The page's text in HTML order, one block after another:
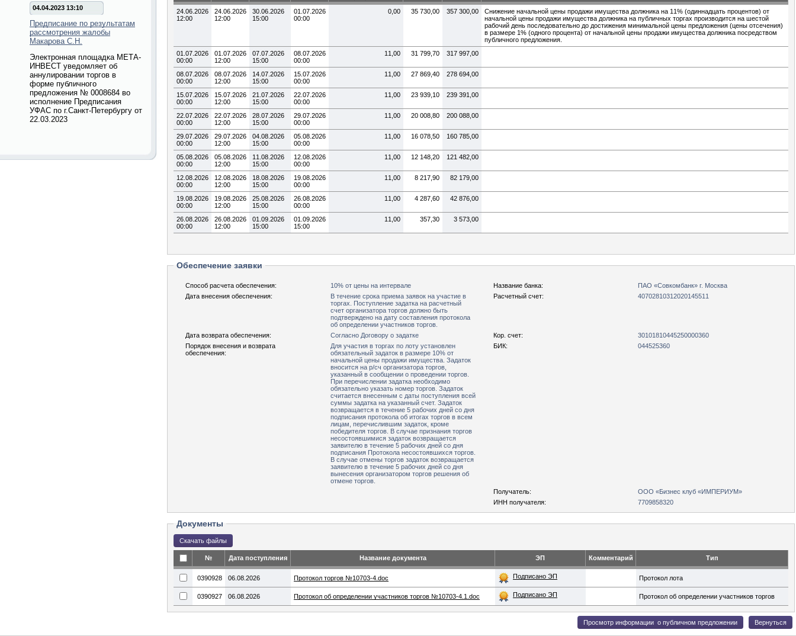
04.04.2023 13:10
Предписание по результатам
рассмотрения жалобы
Макарова С.Н.
Электронная площадка МЕТА-
ИНВЕСТ уведомляет об
аннулировании торгов в
форме публичного
предложения № 0008684 во
исполнение Предписания
УФАС по г.Санкт-Петербургу от
22.03.2023
24.06.2026
12:00
24.06.2026
12:00
30.06.2026
15:00
01.07.2026
00:00
0,00 35 730,00 357 300,00
Снижение начальной цены продажи имущества должника на 11% (одиннадцать процентов) от
начальной цены продажи имущества должника на публичных торгах производится на шестой
рабочий день последовательно до достижения минимальной цены предложения (цены отсечения)
в размере 1% (одного процента) от начальной цены продажи имущества должника посредством
публичного предложения.
01.07.2026
00:00
01.07.2026
12:00
07.07.2026
15:00
08.07.2026
00:00
11,00 31 799,70 317 997,00
08.07.2026
00:00
08.07.2026
12:00
14.07.2026
15:00
15.07.2026
00:00
11,00 27 869,40 278 694,00
15.07.2026
00:00
15.07.2026
12:00
21.07.2026
15:00
22.07.2026
00:00
11,00 23 939,10 239 391,00
22.07.2026
00:00
22.07.2026
12:00
28.07.2026
15:00
29.07.2026
00:00
11,00 20 008,80 200 088,00
29.07.2026
00:00
29.07.2026
12:00
04.08.2026
15:00
05.08.2026
00:00
11,00 16 078,50 160 785,00
05.08.2026
00:00
05.08.2026
12:00
11.08.2026
15:00
12.08.2026
00:00
11,00 12 148,20 121 482,00
12.08.2026
00:00
12.08.2026
12:00
18.08.2026
15:00
19.08.2026
00:00
11,00 8 217,90 82 179,00
19.08.2026
00:00
19.08.2026
12:00
25.08.2026
15:00
26.08.2026
00:00
11,00 4 287,60 42 876,00
26.08.2026
00:00
26.08.2026
12:00
01.09.2026
15:00
01.09.2026
15:00
11,00 357,30 3 573,00
Обеспечение заявки
Способ расчета обеспечения: 10% от цены на интервале Название банка:
ПАО «Совкомбанк» г. Москва
Дата внесения обеспечения:
В течение срока приема заявок на участие в
торгах. Поступление задатка на расчетный
счет организатора торгов должно быть
подтверждено на дату составления протокола
об определении участников торгов.
Расчетный счет: 40702810312020145511
Дата возврата обеспечения: Согласно Договору о задатке Кор. счет:
30101810445250000360
Порядок внесения и возврата
обеспечения:
Для участия в торгах по лоту установлен
обязательный задаток в размере 10% от
начальной цены продажи имущества. Задаток
вносится на р/сч организатора торгов,
указанный в сообщении о проведении торгов.
При перечислении задатка необходимо
обязательно указать номер торгов. Задаток
считается внесенным с даты поступления всей
суммы задатка на указанный счет. Задаток
возвращается в течение 5 рабочих дней со дня
подписания протокола об итогах торгов в всем
лицам, перечислившим задаток, кроме
победителя торгов. В случае признания торгов
несостоявшимися задаток возвращается
заявителю в течение 5 рабочих дней со дня
подписания Протокола несостоявшихся торгов.
В случае отмены торгов задаток возвращается
заявителю в течение 5 рабочих дней со дня
вынесения организатором торгов решения об
отмене торгов.
БИК: 044525360
Получатель:
ООО «Бизнес клуб «ИМПЕРИУМ»
ИНН получателя:
7709858320
Документы
№ Дата поступления Название документа ЭП Комментарий Тип
0390928 06.08.2026 Протокол торгов №10703-4.doc Подписано ЭП Протокол лота
0390927 06.08.2026 Протокол об определении участников торгов №10703-4.1.doc Подписано ЭП Протокол об определении участников торгов